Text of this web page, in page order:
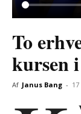
To
kursen
Af Janus Bang -